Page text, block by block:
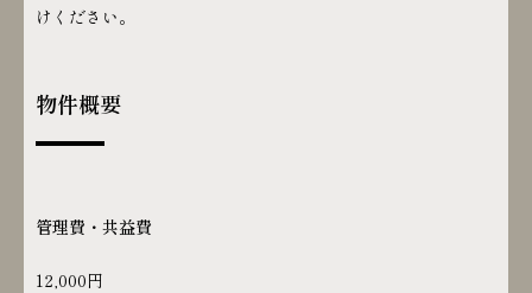
けください。
物件概要
管理費・共益費
12,000円